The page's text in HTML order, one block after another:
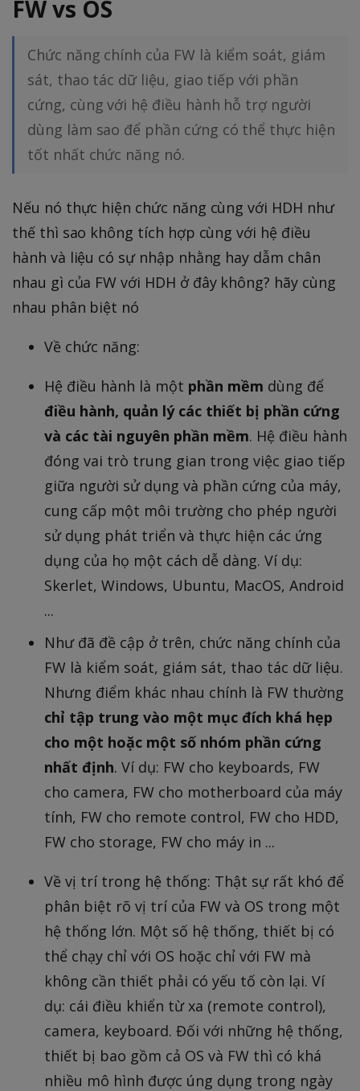
FW vs OS
Chức năng chính của FW là kiểm soát, giám
sát, thao tác dữ liệu, giao tiếp với phần
cứng, cùng với hệ điều hành hỗ trợ người
dùng làm sao để phần cứng có thể thực hiện
tốt nhất chức năng nó.
Nếu nó thực hiện chức năng cùng với HDH như
thế thì sao không tích hợp cùng với hệ điều
hành và liệu có sự nhập nhằng hay dẫm chân
nhau gì của FW với HDH ở đây không? hãy cùng
nhau phân biệt nó
Về chức năng:
Hệ điều hành là một phần mềm dùng để
điều hành, quản lý các thiết bị phần cứng
và các tài nguyên phần mềm. Hệ điều hành
đóng vai trò trung gian trong việc giao tiếp
giữa người sử dụng và phần cứng của máy,
cung cấp một môi trường cho phép người
sử dụng phát triển và thực hiện các ứng
dụng của họ một cách dễ dàng. Ví dụ:
Skerlet, Windows, Ubuntu, MacOS, Android
...
Như đã đề cập ở trên, chức năng chính của
FW là kiểm soát, giám sát, thao tác dữ liệu.
Nhưng điểm khác nhau chính là FW thường
chỉ tập trung vào một mục đích khá hẹp
cho một hoặc một số nhóm phần cứng
nhất định. Ví dụ: FW cho keyboards, FW
cho camera, FW cho motherboard của máy
tính, FW cho remote control, FW cho HDD,
FW cho storage, FW cho máy in ...
Về vị trí trong hệ thống: Thật sự rất khó để
phân biệt rõ vị trí của FW và OS trong một
hệ thống lớn. Một số hệ thống, thiết bị có
thể chạy chỉ với OS hoặc chỉ với FW mà
không cần thiết phải có yếu tố còn lại. Ví
dụ: cái điều khiển từ xa (remote control),
camera, keyboard. Đối với những hệ thống,
thiết bị bao gồm cả OS và FW thì có khá
nhiều mô hình được úng dụng trong ngày